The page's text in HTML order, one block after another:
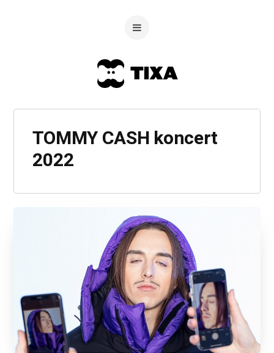
TOMMY CASH koncert
2022